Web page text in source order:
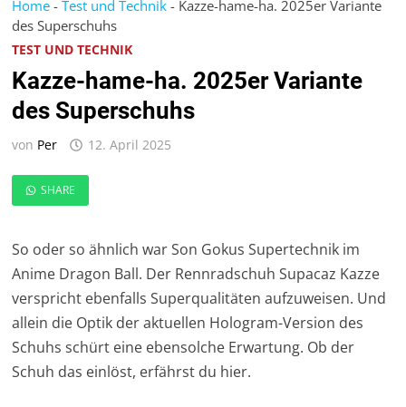
Home -Test und Technik - Kazze-hame-ha. 2025er Variante
des Superschuhs
TEST UND TECHNIK
Kazze-hame-ha. 2025er Variante
des Superschuhs
von Per 12. April 2025
SHARE
So oder so ähnlich war Son Gokus Supertechnik im
Anime Dragon Ball. Der Rennradschuh Supacaz Kazze
verspricht ebenfalls Superqualitäten aufzuweisen. Und
allein die Optik der aktuellen Hologram-Version des
Schuhs schürt eine ebensolche Erwartung. Ob der
Schuh das einlöst, erfährst du hier.